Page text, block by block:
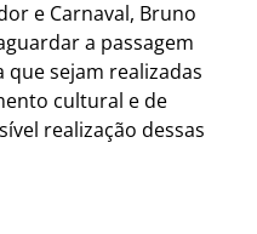
e Carnaval, Bruno
a passagem
sejam realizadas
cultural e de
realização dessas